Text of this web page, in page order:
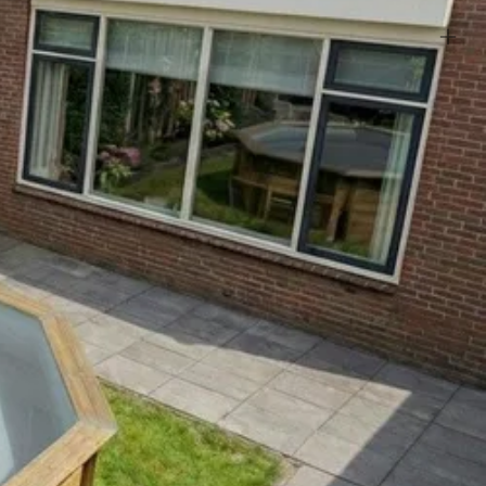
te lossen. Lees vooraf aandachtig de gehele handleiding
montagehandleiding is plaatsing een fluitje van een cent. We
Houd je hiernaast altijd aan alle beschreven tips en